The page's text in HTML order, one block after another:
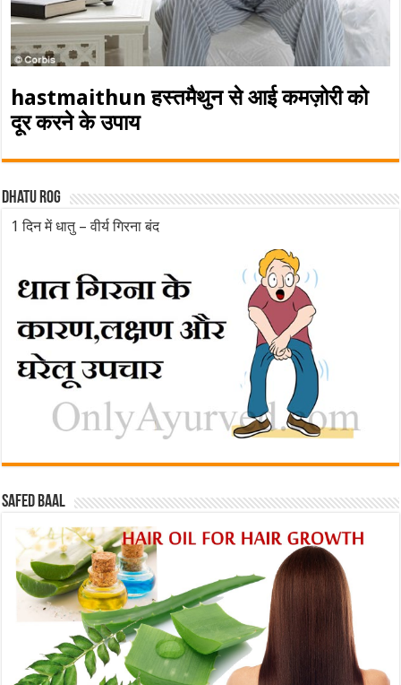
hastmaithun हस्तमैथुन से आई कमज़ोरी को
दूर करने के उपाय
Dhatu rog
1 दिन में धातु – वीर्य गिरना बंद
Safed baal